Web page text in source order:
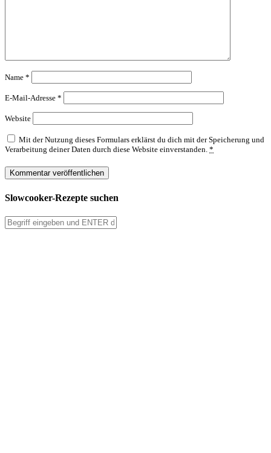
Name *
E-Mail-Adresse *
Website
Mit der Nutzung dieses Formulars erklärst du dich mit der Speicherung und
Verarbeitung deiner Daten durch diese Website einverstanden. *
Slowcooker-Rezepte suchen